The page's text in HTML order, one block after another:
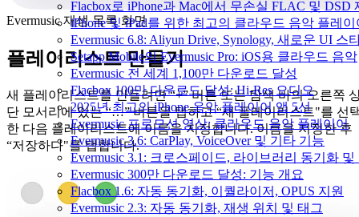
Flacbox로 iPhone과 Mac에서 무손실 FLAC 및 DSD
iPhone 및 iPad를 위한 최고의 클라우드 음악 플레이
Evermusic 6.8: Aliyun Drive, Synology, 새로운 UI 스
Setapp Mobile의 Evermusic Pro: iOS용 클라우드 음악
Evermusic 전 세계 1,100만 다운로드 달성
Flacbox 100만 다운로드 달성: Hi-Res 오디오
2025년 최고의 iPhone 음악 플레이어 앱 5선
Evermusic 프로모션 영상: 클라우드 음악 플레이어
Evermusic 3.6: CarPlay, VoiceOver 및 기타 기능
Evermusic 3.1: 크로스페이드, 라이브러리 동기화 및
Evermusic 300만 다운로드 달성: 기능 개요
Flacbox 1.6: 자동 동기화, 이퀄라이저, OPUS 지원
Evermusic 2.3: 자동 동기화, 재생 위치 및 태그
Evermusic 재생 목록 화면
플레이리스트 만들기
새 플레이리스트를 만들려면 “+” 버튼 또는 탐색 바의 오른쪽
단 모서리에 있는 “…” 버튼을 탭하고 “새 플레이리스트"를 선
한 다음 플레이리스트에 이름을 지정합니다. 이름을 지정한 후
“저장하다"를 탭합니다.